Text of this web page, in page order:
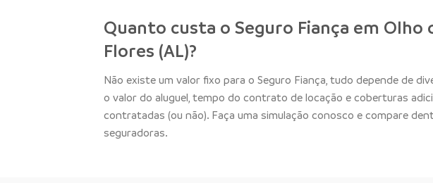
Quanto custa o Seguro Fiança em Olho
Flores (AL)?
Não existe um valor fixo para o Seguro Fiança, tudo depende de
o valor do aluguel, tempo do contrato de locação e coberturas
contratadas (ou não). Faça uma simulação conosco e compare
seguradoras.